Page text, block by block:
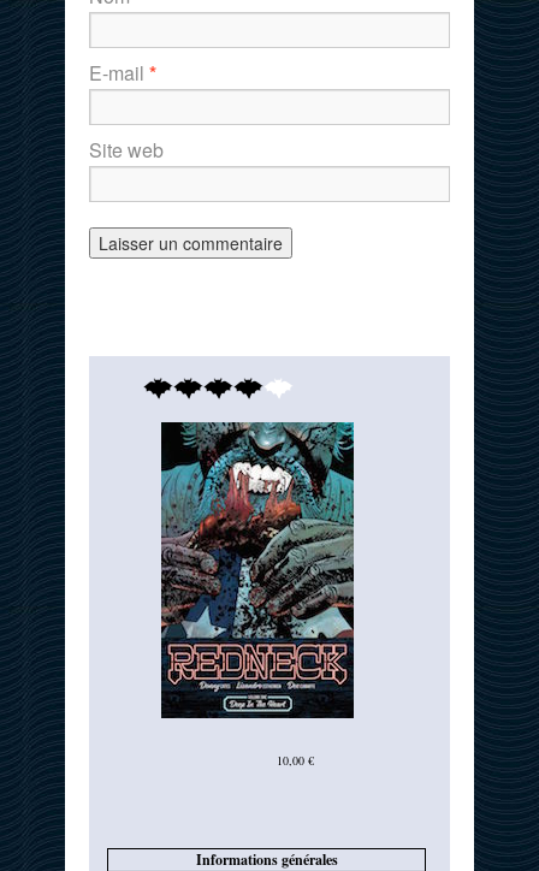
E-mail *
Site web
10,00 €
Informations générales